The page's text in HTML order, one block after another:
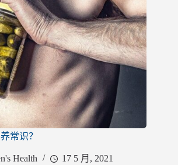
常识？
Health 17 5 月, 2021